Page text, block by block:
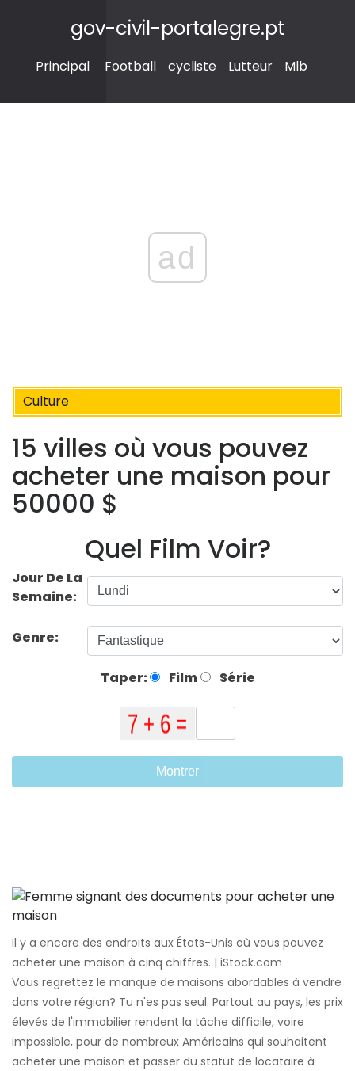
gov-civil-portalegre.pt
Principal Football cycliste Lutteur Mlb
ad
Culture
15 villes où vous pouvez
acheter une maison pour
50000 $
Quel Film Voir?
Jour De La
Semaine:
Genre:
Taper: Film Série
Montrer
Il y a encore des endroits aux États-Unis où vous pouvez
acheter une maison à cinq chiffres. | iStock.com
Vous regrettez le manque de maisons abordables à vendre
dans votre région? Tu n'es pas seul. Partout au pays, les prix
élevés de l'immobilier rendent la tâche difficile, voire
impossible, pour de nombreux Américains qui souhaitent
acheter une maison et passer du statut de locataire à